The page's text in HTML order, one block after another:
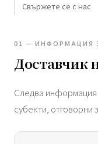
Свържете се с нас
01 — ИНФОРМАЦИЯ
Доставчик
Следва информация
субекти, отговорни